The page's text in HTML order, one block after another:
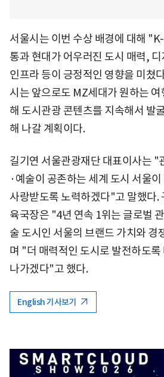
서울시는 이번 수상 배경에 대해
통과 현대가 어우러진 도시 매력,
인프라 등이 긍정적인 영향을 미쳤
시는 앞으로도 MZ세대가 원하는 여
해 도시관광 콘텐츠를 지속해서 발
해 나갈 계획이다.
길기연 서울관광재단 대표이사는 "
·예술이 공존하는 세계 도시 서울
사랑받도록 노력하겠다"고 말했다.
육국장은 "4년 연속 1위는 글로벌
술 도시인 서울의 브랜드 가치와 경
며 "더 매력적인 도시로 발전하도록
나가겠다"고 했다.
English 기사보기